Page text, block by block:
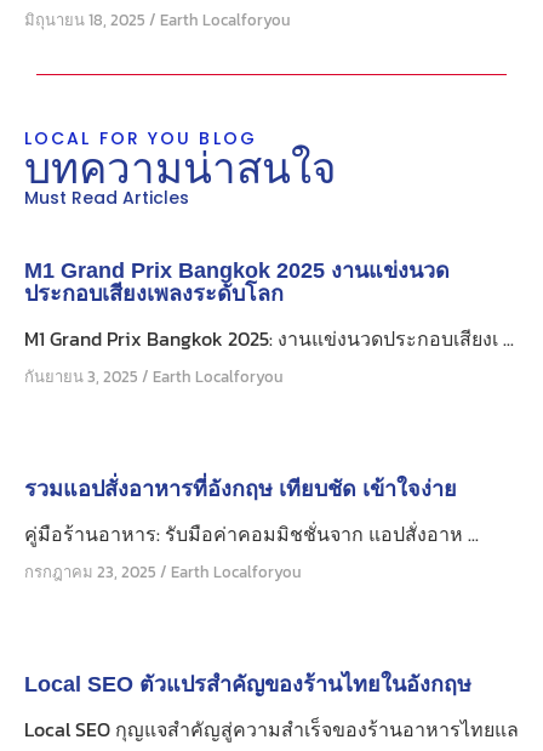
มิถุนายน 18, 2025 / Earth Localforyou
LOCAL FOR YOU BLOG
บทความน่าสนใจ
Must Read Articles
M1 Grand Prix Bangkok 2025 งานแข่งนวด
ประกอบเสียงเพลงระดับโลก
M1 Grand Prix Bangkok 2025: งานแข่งนวดประกอบเสียงเ ...
กันยายน 3, 2025 / Earth Localforyou
รวมแอปสั่งอาหารที่อังกฤษ เทียบชัด เข้าใจง่าย
คู่มือร้านอาหาร: รับมือค่าคอมมิชชั่นจาก แอปสั่งอาห ...
กรกฎาคม 23, 2025 / Earth Localforyou
Local SEO ตัวแปรสำคัญของร้านไทยในอังกฤษ
Local SEO กุญแจสำคัญสู่ความสำเร็จของร้านอาหารไทยแล